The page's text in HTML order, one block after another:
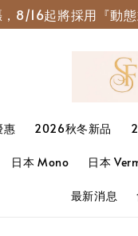
8/16起將採用『動
惠 2026秋冬新品
日本 Mono 日本
最新消息